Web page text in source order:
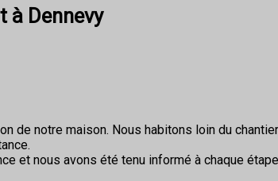
à Dennevy
de notre maison. Nous habitons loin du
et nous avons été tenu informé à chaque